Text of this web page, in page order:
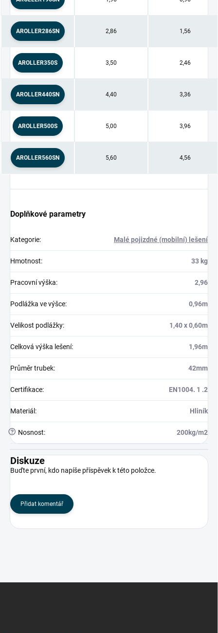
AROLLER286SN 2,86 1,56
AROLLER350S 3,50 2,46
AROLLER440SN 4,40 3,36
AROLLER500S 5,00 3,96
AROLLER560SN 5,60 4,56
Doplňkové parametry
Kategorie: Malé pojizdné (mobilní) lešení
Hmotnost: 33 kg
Pracovní výška: 2,96
Podlážka ve výšce: 0,96m
Velikost podlážky: 1,40 x 0,60m
Celková výška lešení: 1,96m
Průměr trubek: 42mm
Certifikace: EN1004. 1 .2
Materiál : Hliník
? Nosnost: 200kg/m2
Diskuze
Buďte první, kdo napíše příspěvek k této položce.
Přidat komentář